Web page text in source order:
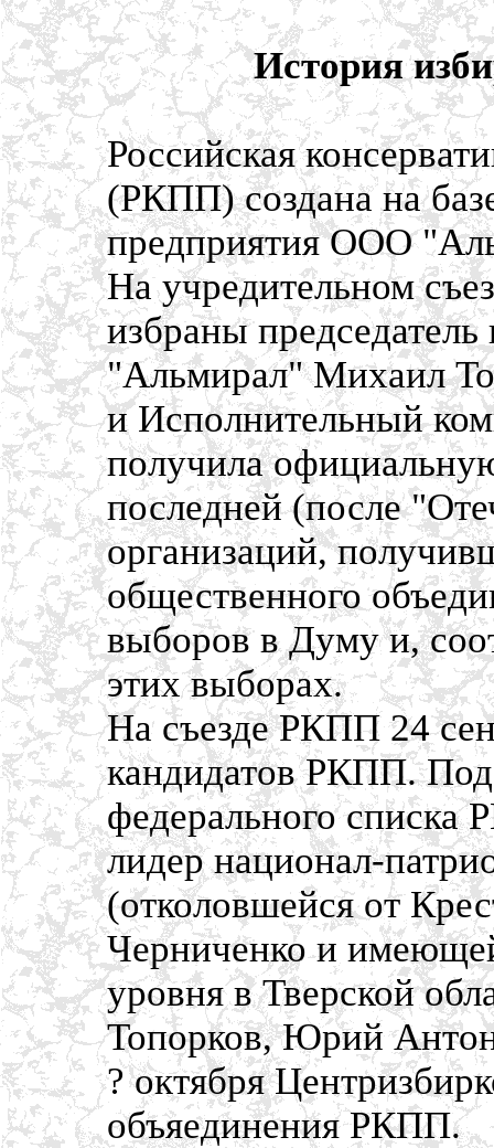
История
Российская
(РКПП) создана на
предприятия ООО
На учредительном
избраны
"Альмирал" Михаил
и Исполнительный
получила
последней (после
организаций,
общественного
выборов в Думу и,
этих выборах.
На съезде РКПП 24
кандидатов РКПП.
федерального
лидер национал-
(отколовшейся от
Черниченко и
уровня в Тверской
Топорков, Юрий
? октября
объяединения РКПП.